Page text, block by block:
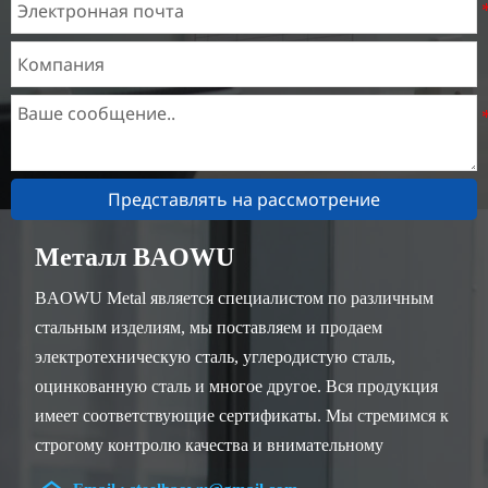
Представлять на рассмотрение
Металл BAOWU
BAOWU Metal является специалистом по различным
стальным изделиям, мы поставляем и продаем
электротехническую сталь, углеродистую сталь,
оцинкованную сталь и многое другое. Вся продукция
имеет соответствующие сертификаты. Мы стремимся к
строгому контролю качества и внимательному